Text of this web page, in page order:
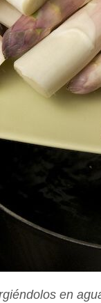
en